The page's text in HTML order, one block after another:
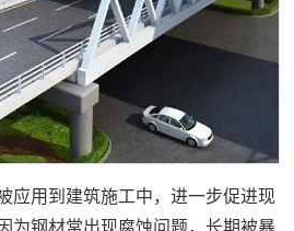
用到建筑施工中，进一步促进现
为钢材常出现腐蚀问题，长期被暴